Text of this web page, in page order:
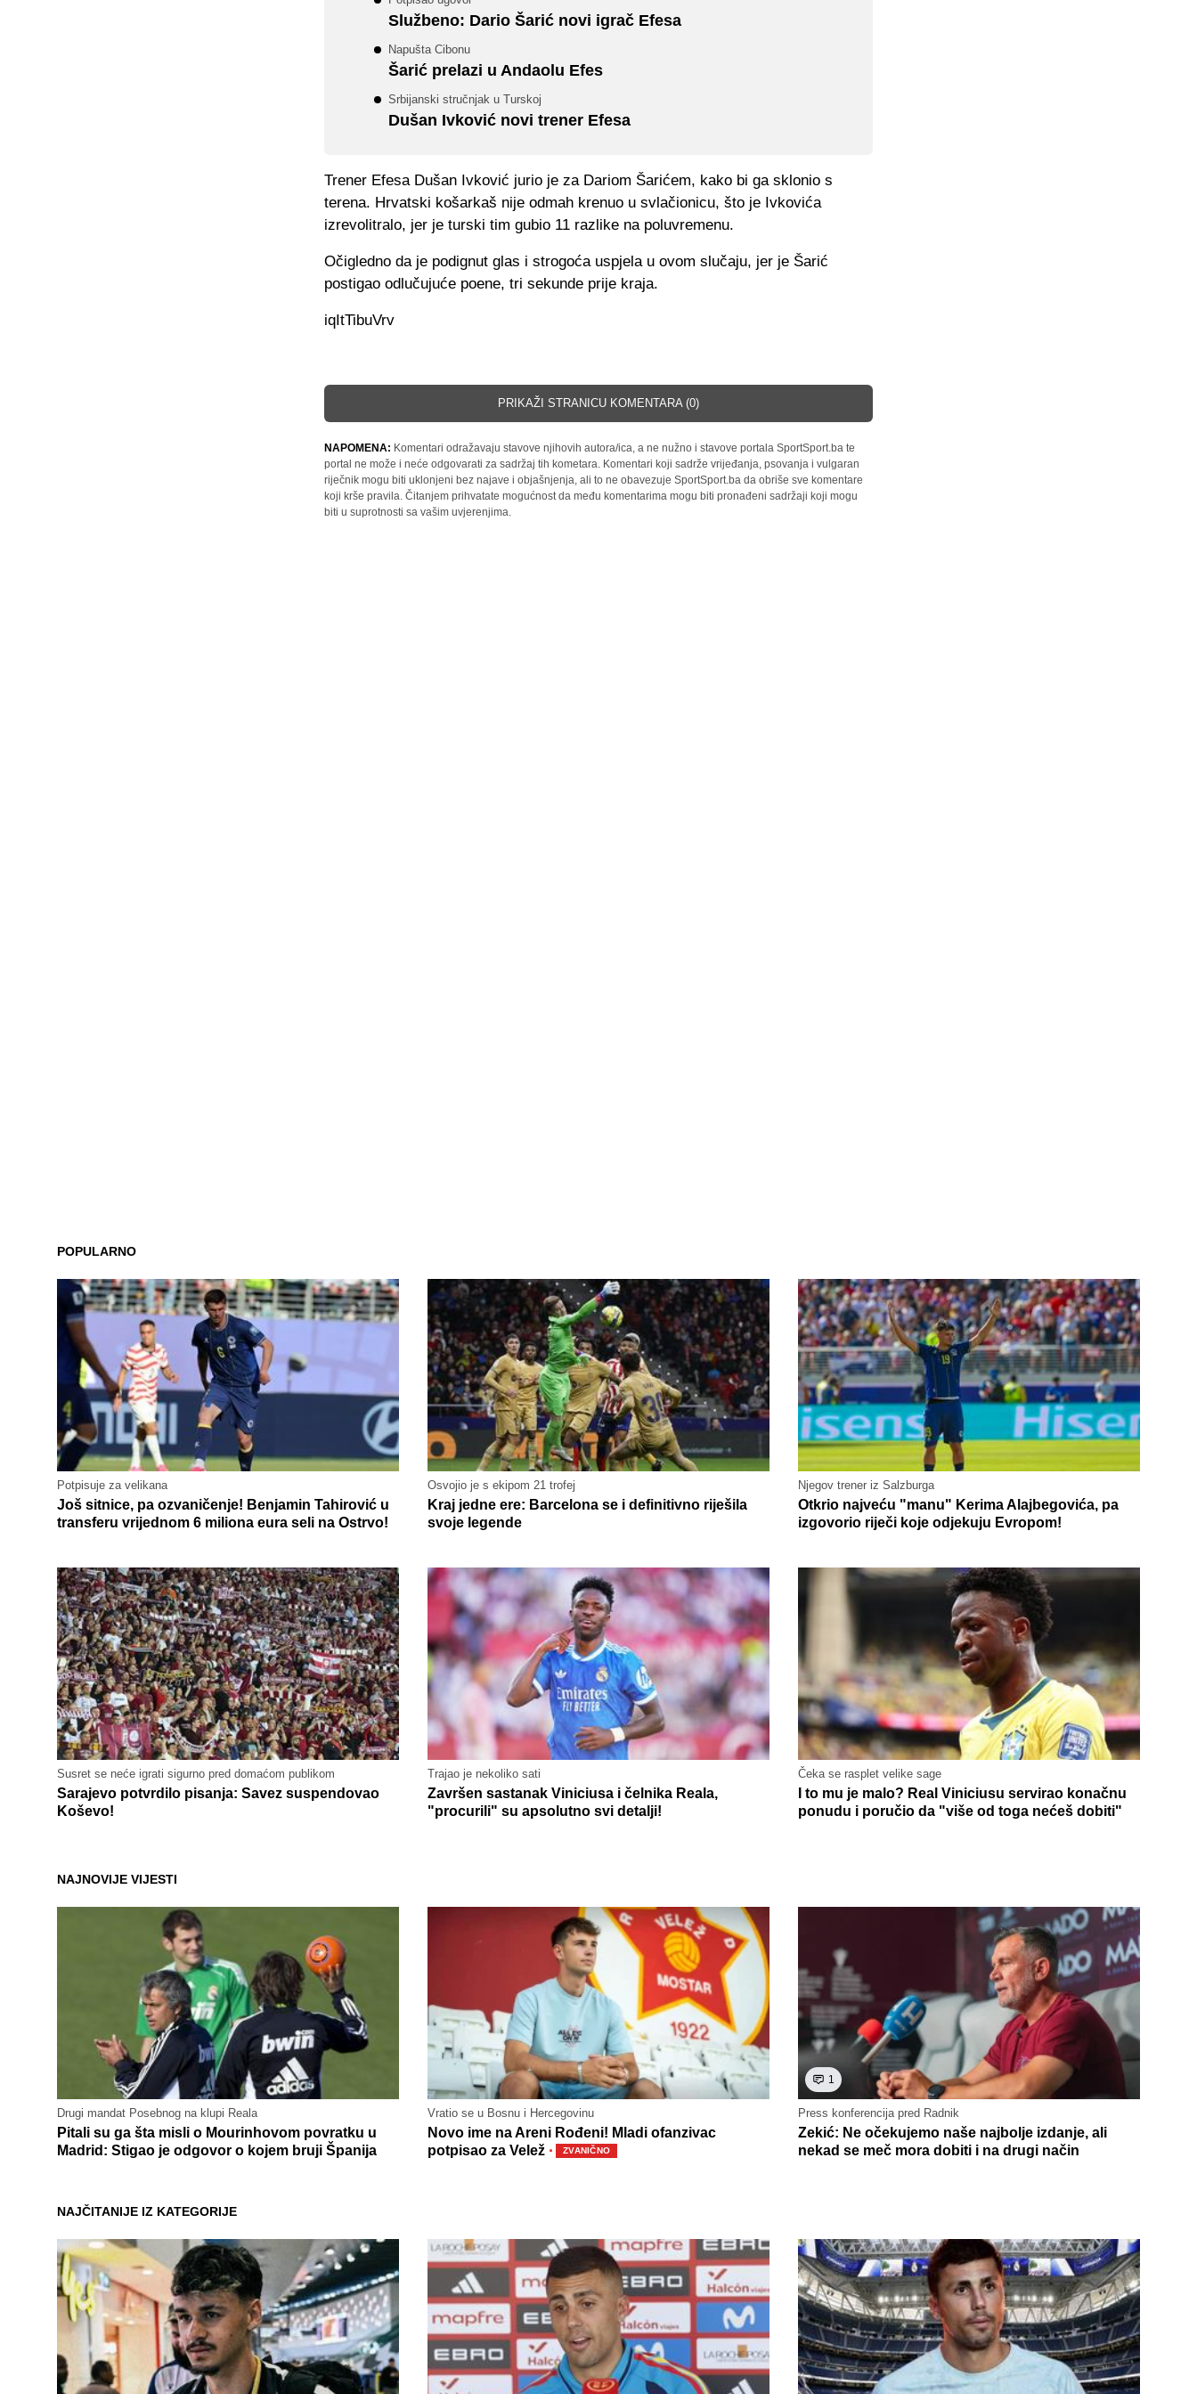
Službeno: Dario Šarić novi igrač Efesa
Napušta Cibonu
Šarić prelazi u Andaolu Efes
Srbijanski stručnjak u Turskoj
Dušan Ivković novi trener Efesa
Trener Efesa Dušan Ivković jurio je za Dariom Šarićem, kako bi ga sklonio s
terena. Hrvatski košarkaš nije odmah krenuo u svlačionicu, što je Ivkovića
izrevolitralo, jer je turski tim gubio 11 razlike na poluvremenu.
Očigledno da je podignut glas i strogoća uspjela u ovom slučaju, jer je Šarić
postigao odlučujuće poene, tri sekunde prije kraja.
iqItTibuVrv
PRIKAŽI STRANICU KOMENTARA (0)
NAPOMENA: Komentari odražavaju stavove njihovih autora/ica, a ne nužno i stavove portala SportSport.ba te
portal ne može i neće odgovarati za sadržaj tih kometara. Komentari koji sadrže vrijeđanja, psovanja i vulgaran
riječnik mogu biti uklonjeni bez najave i objašnjenja, ali to ne obavezuje SportSport.ba da obriše sve komentare
koji krše pravila. Čitanjem prihvatate mogućnost da među komentarima mogu biti pronađeni sadržaji koji mogu
biti u suprotnosti sa vašim uvjerenjima.
POPULARNO
Potpisuje za velikana
Još sitnice, pa ozvaničenje! Benjamin Tahirović u
transferu vrijednom 6 miliona eura seli na Ostrvo!
Osvojio je s ekipom 21 trofej
Kraj jedne ere: Barcelona se i definitivno riješila
svoje legende
Njegov trener iz Salzburga
Otkrio najveću "manu" Kerima Alajbegovića, pa
izgovorio riječi koje odjekuju Evropom!
Susret se neće igrati sigurno pred domaćom publikom
Sarajevo potvrdilo pisanja: Savez suspendovao
Koševo!
Trajao je nekoliko sati
Završen sastanak Viniciusa i čelnika Reala,
"procurili" su apsolutno svi detalji!
Čeka se rasplet velike sage
I to mu je malo? Real Viniciusu servirao konačnu
ponudu i poručio da "više od toga nećeš dobiti"
NAJNOVIJE VIJESTI
Drugi mandat Posebnog na klupi Reala
Pitali su ga šta misli o Mourinhovom povratku u
Madrid: Stigao je odgovor o kojem bruji Španija
Vratio se u Bosnu i Hercegovinu
Novo ime na Areni Rođeni! Mladi ofanzivac
potpisao za Velež · ZVANIČNO
1
Press konferencija pred Radnik
Zekić: Ne očekujemo naše najbolje izdanje, ali
nekad se meč mora dobiti i na drugi način
NAJČITANIJE IZ KATEGORIJE